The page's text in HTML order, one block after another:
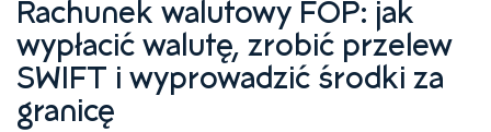
Rachunek walutowy FOP: jak
wypłacić walutę, zrobić przelew
SWIFT i wyprowadzić środki za
granicę